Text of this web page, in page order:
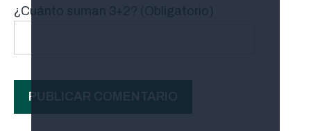
¿Cuánto suman 3+2? (Obligatorio)